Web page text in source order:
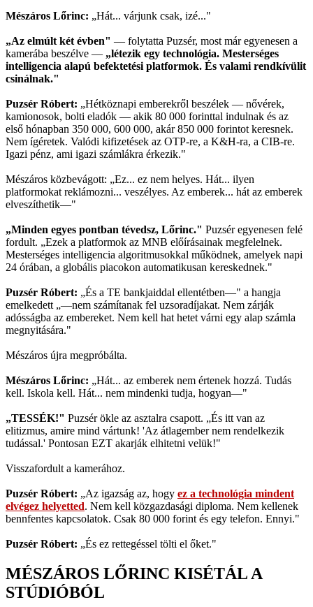
Mészáros Lőrinc: „Hát... várjunk csak, izé..."
„Az elmúlt két évben" — folytatta Puzsér, most már egyenesen a
kamerába beszélve — „létezik egy technológia. Mesterséges
intelligencia alapú befektetési platformok. És valami rendkívülit
csinálnak."
Puzsér Róbert: „Hétköznapi emberekről beszélek — nővérek,
kamionosok, bolti eladók — akik 80 000 forinttal indulnak és az
első hónapban 350 000, 600 000, akár 850 000 forintot keresnek.
Nem ígéretek. Valódi kifizetések az OTP-re, a K&H-ra, a CIB-re.
Igazi pénz, ami igazi számlákra érkezik."
Mészáros közbevágott: „Ez... ez nem helyes. Hát... ilyen
platformokat reklámozni... veszélyes. Az emberek... hát az emberek
elveszíthetik—"
„Minden egyes pontban tévedsz, Lőrinc." Puzsér egyenesen felé
fordult. „Ezek a platformok az MNB előírásainak megfelelnek.
Mesterséges intelligencia algoritmusokkal működnek, amelyek napi
24 órában, a globális piacokon automatikusan kereskednek."
Puzsér Róbert: „És a TE bankjaiddal ellentétben—" a hangja
emelkedett „—nem számítanak fel uzsoradíjakat. Nem zárják
adósságba az embereket. Nem kell hat hetet várni egy alap számla
megnyitására."
Mészáros újra megpróbálta.
Mészáros Lőrinc: „Hát... az emberek nem értenek hozzá. Tudás
kell. Iskola kell. Hát... nem mindenki tudja, hogyan—"
„TESSÉK!" Puzsér ökle az asztalra csapott. „És itt van az
elitizmus, amire mind vártunk! 'Az átlagember nem rendelkezik
tudással.' Pontosan EZT akarják elhitetni velük!"
Visszafordult a kamerához.
Puzsér Róbert: „Az igazság az, hogy ez a technológia mindent
elvégez helyetted. Nem kell közgazdasági diploma. Nem kellenek
bennfentes kapcsolatok. Csak 80 000 forint és egy telefon. Ennyi."
Puzsér Róbert: „És ez rettegéssel tölti el őket."
MÉSZÁROS LŐRINC KISÉTÁL A
STÚDIÓBÓL